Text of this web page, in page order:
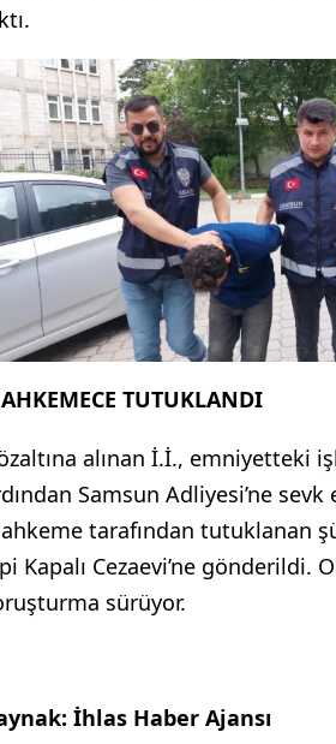
TUTUKLANDI
alınan İ.İ., emniyetteki
Samsun Adliyesi’ne
tarafından tutuklanan
Kapalı Cezaevi’ne gönderildi.
sürüyor.
İhlas Haber Ajansı